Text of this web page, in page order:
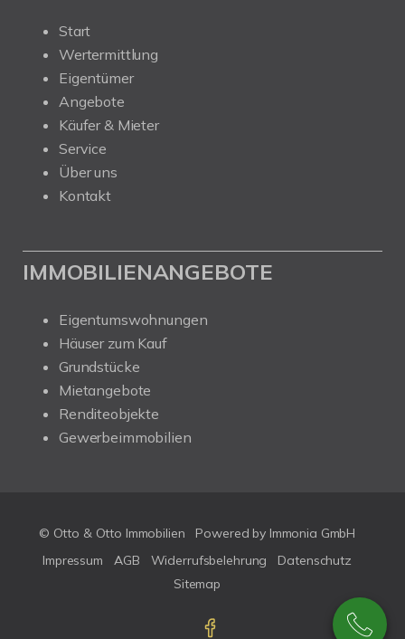
Start
Wertermittlung
Eigentümer
Angebote
Käufer & Mieter
Service
Über uns
Kontakt
IMMOBILIENANGEBOTE
Eigentumswohnungen
Häuser zum Kauf
Grundstücke
Mietangebote
Renditeobjekte
Gewerbeimmobilien
© Otto & Otto Immobilien
Powered by Immonia GmbH
Impressum
AGB Widerrufsbelehrung
Datenschutz
Sitemap